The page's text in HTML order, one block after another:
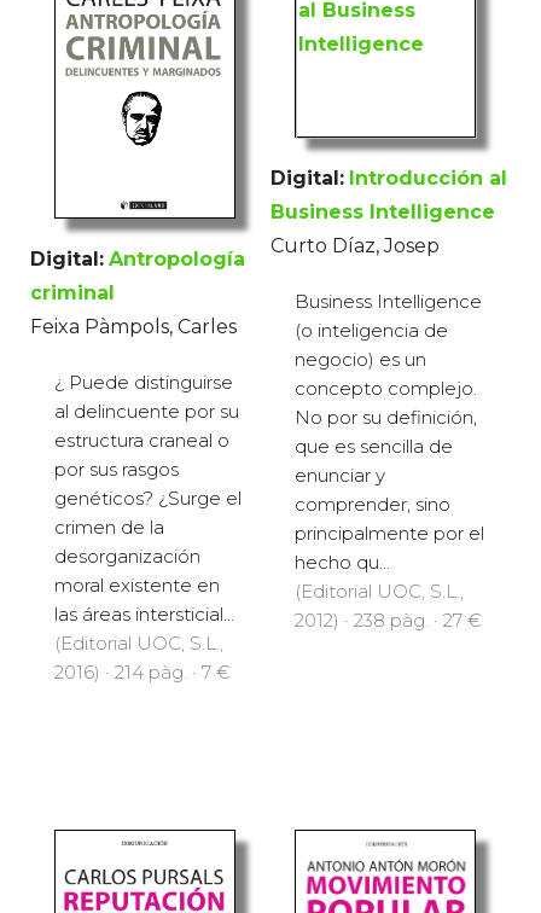
Digital: Antropología
criminal
Feixa Pàmpols, Carles
¿ Puede distinguirse
al delincuente por su
estructura craneal o
por sus rasgos
genéticos? ¿Surge el
crimen de la
desorganización
moral existente en
las áreas intersticial...
(Editorial UOC, S.L.,
2016) · 214 pàg. · 7 €
Digital: Introducción al
Business Intelligence
Curto Díaz, Josep
Business Intelligence
(o inteligencia de
negocio) es un
concepto complejo.
No por su definición,
que es sencilla de
enunciar y
comprender, sino
principalmente por el
hecho qu...
(Editorial UOC, S.L.,
2012) · 238 pàg. · 27 €